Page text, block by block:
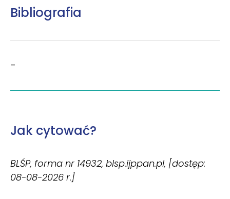
Bibliografia
–
Jak cytować?
BLŚP, forma nr 14932, blsp.ijppan.pl, [dostęp:
08-08-2026 r.]